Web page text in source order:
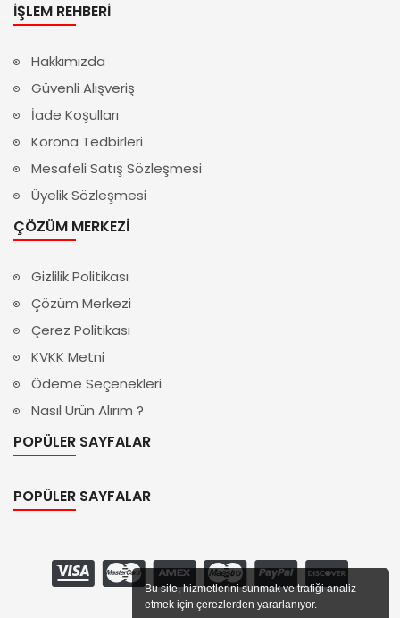
Bu site, hizmetlerini sunmak ve trafiği analiz
etmek için çerezlerden yararlanıyor.
İŞLEM REHBERI
Hakkımızda
Güvenli Alışveriş
İade Koşulları
Korona Tedbirleri
Mesafeli Satış Sözleşmesi
Üyelik Sözleşmesi
ÇÖZÜM MERKEZI
Gizlilik Politikası
Çözüm Merkezi
Çerez Politikası
KVKK Metni
Ödeme Seçenekleri
Nasıl Ürün Alırım ?
POPÜLER SAYFALAR
POPÜLER SAYFALAR